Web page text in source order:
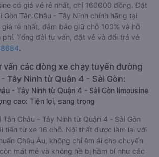
có giá vé rẻ nhất, chỉ 160000 đồng. Đặt
Gòn Tân Châu - Tây Ninh chính hãng tại
giá rẻ nhất, đảm bảo giữ chỗ 100% và hỗ
phí. Tổng đài tư vấn, đặt vé và đổi trả vé
.
các dòng xe chạy tuyến đường
Tây Ninh từ Quận 4 - Sài Gòn:
- Tây Ninh từ Quận 4 - Sài Gòn limousine
cao: Tiện lợi, sang trọng
Tân Châu - Tây Ninh từ Quận 4 - Sài Gòn
tiến từ xe 16 chỗ. Nội thất được làm lại với
Châu Âu, không chỉ êm ái cho chuyến
mát mẻ và không hề bị hầm bí như các